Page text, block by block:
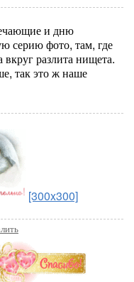
и дню
серию фото, там, где
разлита нищета.
так это ж наше
[300x300]